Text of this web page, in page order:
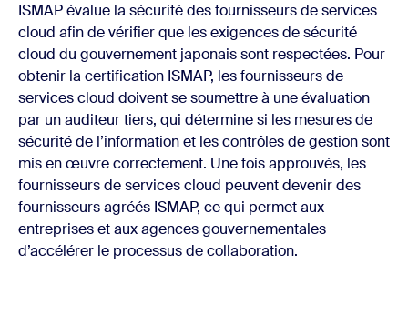
ISMAP évalue la sécurité des fournisseurs de services
cloud afin de vérifier que les exigences de sécurité
cloud du gouvernement japonais sont respectées. Pour
obtenir la certification ISMAP, les fournisseurs de
services cloud doivent se soumettre à une évaluation
par un auditeur tiers, qui détermine si les mesures de
sécurité de l’information et les contrôles de gestion sont
mis en œuvre correctement. Une fois approuvés, les
fournisseurs de services cloud peuvent devenir des
fournisseurs agréés ISMAP, ce qui permet aux
entreprises et aux agences gouvernementales
d’accélérer le processus de collaboration.